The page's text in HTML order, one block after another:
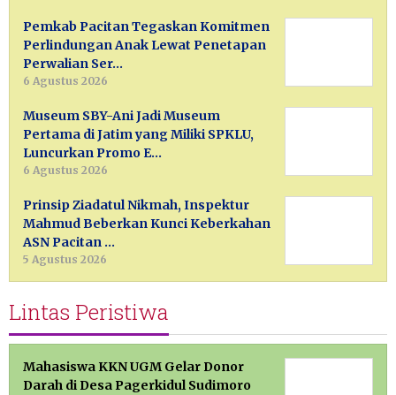
Pemkab Pacitan Tegaskan Komitmen
Perlindungan Anak Lewat Penetapan
Perwalian Ser…
6 Agustus 2026
Museum SBY-Ani Jadi Museum
Pertama di Jatim yang Miliki SPKLU,
Luncurkan Promo E…
6 Agustus 2026
Prinsip Ziadatul Nikmah, Inspektur
Mahmud Beberkan Kunci Keberkahan
ASN Pacitan …
5 Agustus 2026
Lintas Peristiwa
Mahasiswa KKN UGM Gelar Donor
Darah di Desa Pagerkidul Sudimoro